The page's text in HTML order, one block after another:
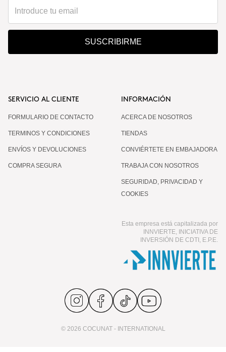
SUSCRIBIRME
SERVICIO AL CLIENTE
FORMULARIO DE CONTACTO
TERMINOS Y CONDICIONES
ENVÍOS Y DEVOLUCIONES
COMPRA SEGURA
INFORMACIÓN
ACERCA DE NOSOTROS
TIENDAS
CONVIÉRTETE EN EMBAJADORA
TRABAJA CON NOSOTROS
SEGURIDAD, PRIVACIDAD Y
COOKIES
Esta empresa está capitalizada por
INNVIERTE, INICIATIVA DE
INVERSIÓN DE CDTI, E.P.E.
© 2026 COCUNAT - INTERNATIONAL